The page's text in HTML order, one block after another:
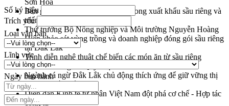
Sơn Hòa
Bàn giải pháp tháo gỡ khó khăn trong xuất khẩu sầu riêng và
triển khai quy định EUDR
Thứ trưởng Bộ Nông nghiệp và Môi trường Nguyễn Hoàng
Hiệp khảo sát vùng trồng và doanh nghiệp đóng gói sầu riêng
tại Đắk Lắk
Trình diễn nghệ thuật chế biến các món ăn từ sầu riêng
Đắk Lắk công bố Quy hoạch và xúc tiến đầu tư tỉnh
Ngành cá ngừ Đắk Lắk chủ động thích ứng để giữ vững thị
trường xuất khẩu
Diễn đàn Kinh tế tư nhân Việt Nam đột phá cơ chế - Hợp tác
công tư
Số ký hiệu
Trích yếu
Loại văn bản
Lĩnh vực
Ngày ban hành